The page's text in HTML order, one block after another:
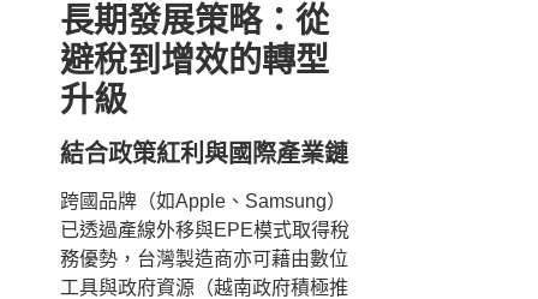
長期發展策略：從
避稅到增效的轉型
升級
結合政策紅利與國際產業鏈
跨國品牌（如Apple、Samsung）
已透過產線外移與EPE模式取得稅
務優勢，台灣製造商亦可藉由數位
工具與政府資源（越南政府積極推